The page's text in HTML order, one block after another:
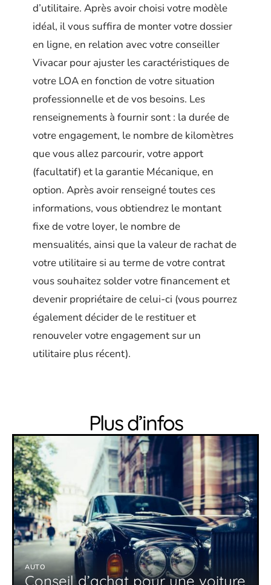
d’utilitaire. Après avoir choisi votre modèle
idéal, il vous suffira de monter votre dossier
en ligne, en relation avec votre conseiller
Vivacar pour ajuster les caractéristiques de
votre LOA en fonction de votre situation
professionnelle et de vos besoins. Les
renseignements à fournir sont : la durée de
votre engagement, le nombre de kilomètres
que vous allez parcourir, votre apport
(facultatif) et la garantie Mécanique, en
option. Après avoir renseigné toutes ces
informations, vous obtiendrez le montant
fixe de votre loyer, le nombre de
mensualités, ainsi que la valeur de rachat de
votre utilitaire si au terme de votre contrat
vous souhaitez solder votre financement et
devenir propriétaire de celui-ci (vous pourrez
également décider de le restituer et
renouveler votre engagement sur un
utilitaire plus récent).
Plus d’infos
AUTO
Conseil d’achat pour une voiture